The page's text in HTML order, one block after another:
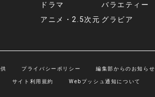
ドラマ バラエティー
アニメ・2.5次元 グラビア
プライバシーポリシー 編集部からのお知らせ
サイト利用規約 Webプッシュ通知について